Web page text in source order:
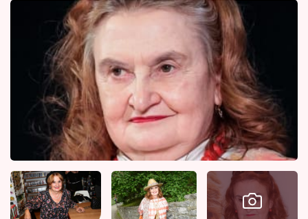
Vztahy
Seriály
Horoskopy
Sledujte prima+
Filmový festival Karlovy Vary
Pořady